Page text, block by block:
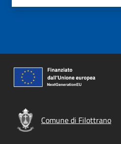
Comune di Filottrano